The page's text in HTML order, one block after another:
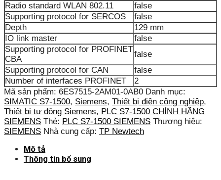
Radio standard WLAN 802.11
false
Supporting protocol for SERCOS
false
Depth
129 mm
IO link master
false
Supporting protocol for PROFINET
CBA
false
Supporting protocol for CAN
false
Number of interfaces PROFINET
2
Mã sản phẩm: 6ES7515-2AM01-0AB0 Danh mục:
SIMATIC S7-1500, Siemens, Thiết bị điện công nghiệp,
Thiết bị tự động Siemens, PLC S7-1500 CHÍNH HÃNG
SIEMENS Thẻ: PLC S7-1500 SIEMENS Thương hiệu:
SIEMENS Nhà cung cấp: TP Newtech
Mô tả
Thông tin bổ sung